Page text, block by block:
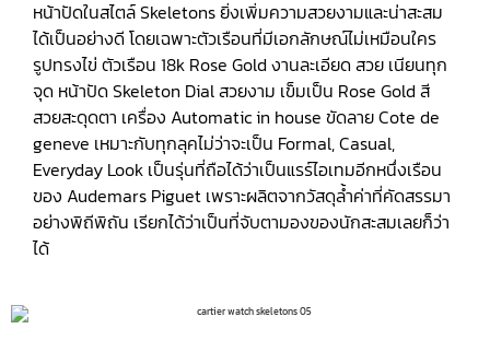
หน้าปัดในสไตล์ Skeletons ยิ่งเพิ่มความสวยงามและน่าสะสม
ได้เป็นอย่างดี โดยเฉพาะตัวเรือนที่มีเอกลักษณ์ไม่เหมือนใคร
รูปทรงไข่ ตัวเรือน 18k Rose Gold งานละเอียด สวย เนียนทุก
จุด หน้าปัด Skeleton Dial สวยงาม เข็มเป็น Rose Gold สี
สวยสะดุดตา เครื่อง Automatic in house ขัดลาย Cote de
geneve เหมาะกับทุกลุคไม่ว่าจะเป็น Formal, Casual,
Everyday Look เป็นรุ่นที่ถือได้ว่าเป็นแรร์ไอเทมอีกหนึ่งเรือน
ของ Audemars Piguet เพราะผลิตจากวัสดุล้ำค่าที่คัดสรรมา
อย่างพิถีพิถัน เรียกได้ว่าเป็นที่จับตามองของนักสะสมเลยก็ว่า
ได้